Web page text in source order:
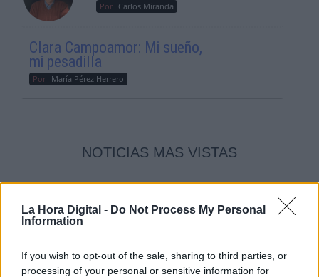
La Hora Digital - Do Not Process My Personal
Information
If you wish to opt-out of the sale, sharing to third parties, or
processing of your personal or sensitive information for
Por Carlos Miranda
Clara Campoamor: Mi sueño,
mi pesadilla
Por María Pérez Herrero
NOTICIAS MAS VISTAS